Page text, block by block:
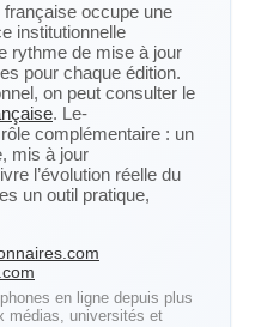
française occupe une
institutionnelle
rythme de mise à jour
pour chaque édition.
on peut consulter le
. Le-
complémentaire : un
mis à jour
l’évolution réelle du
un outil pratique,
en ligne depuis plus
médias, universités et